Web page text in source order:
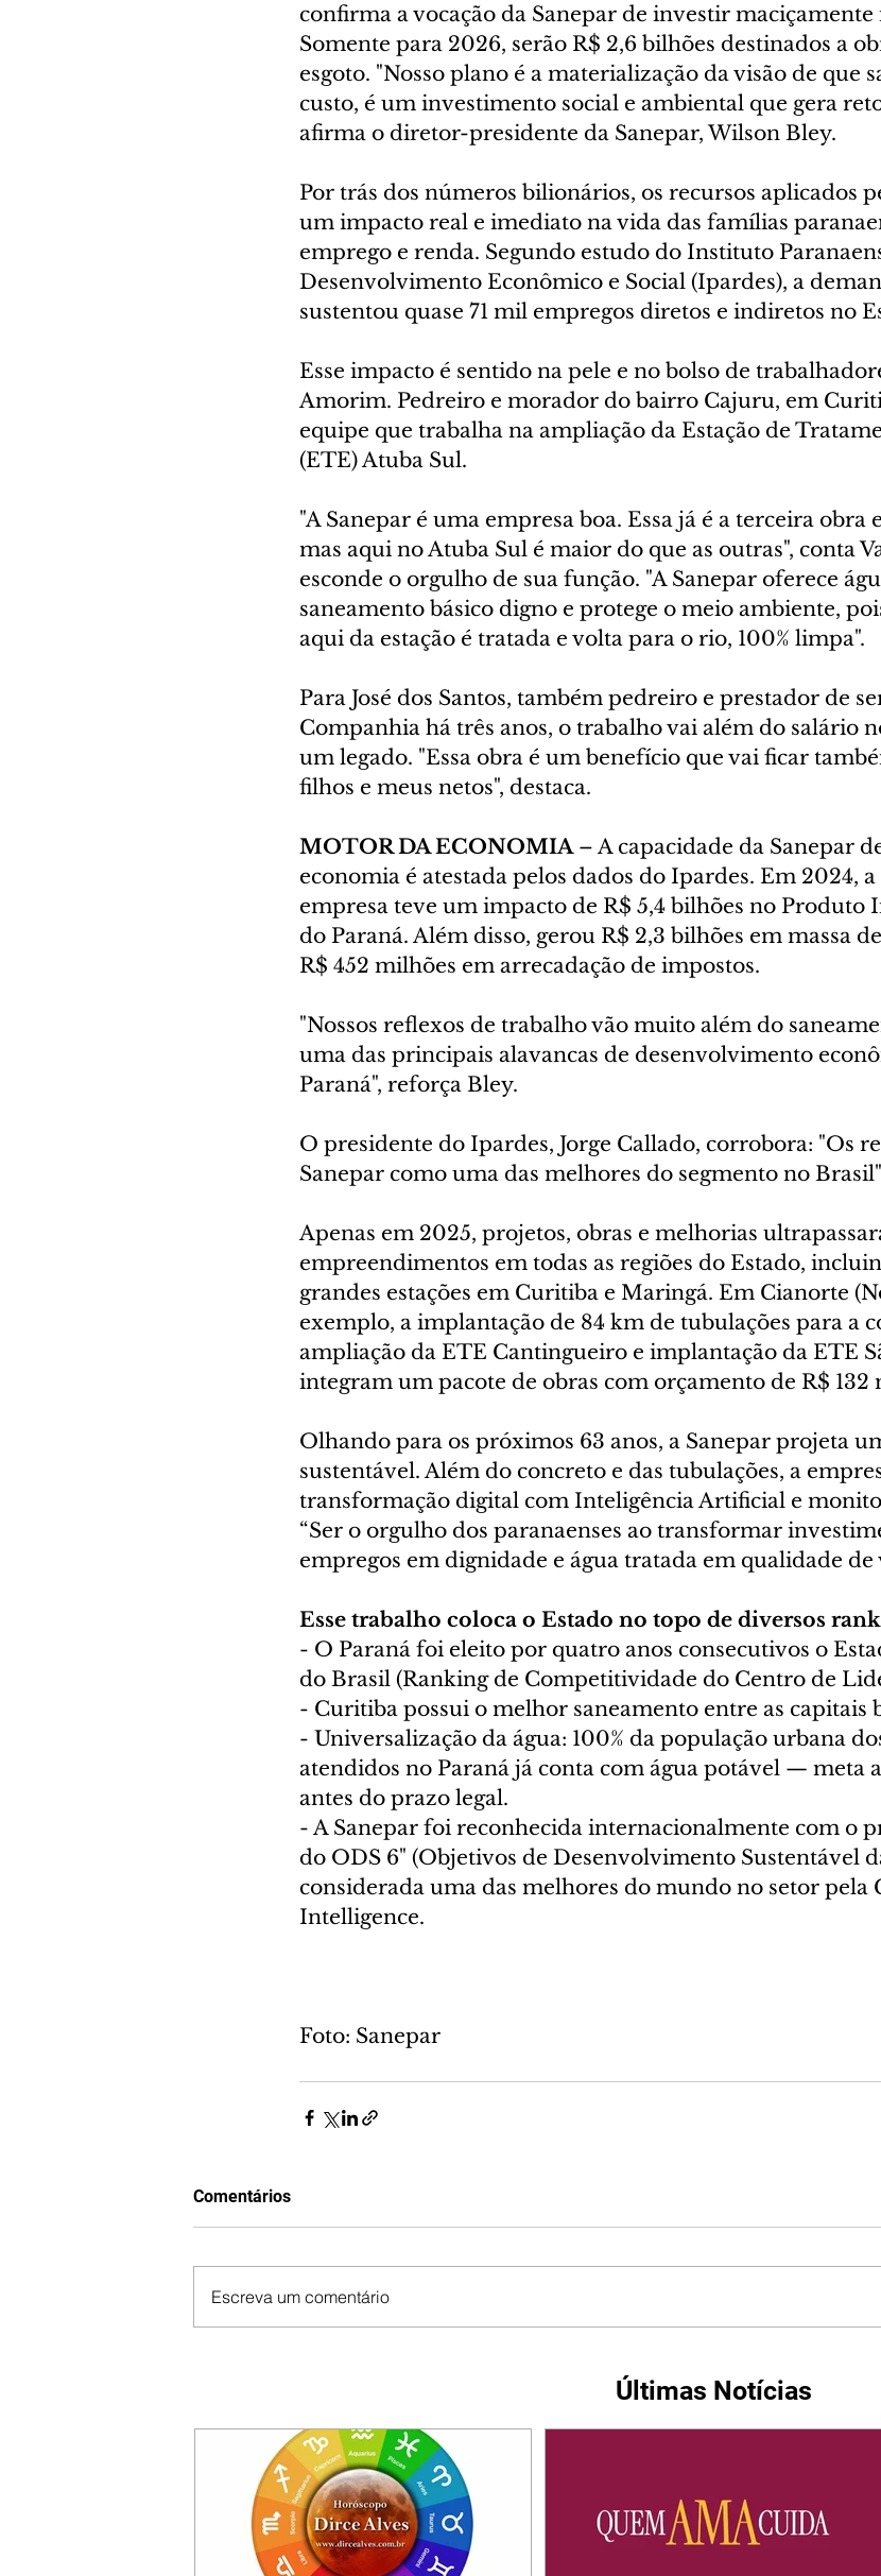
confirma a vocação da Sanepar de investir maciçamente
Somente para 2026, serão R$ 2,6 bilhões destinados a
esgoto. "Nosso plano é a materialização da visão de que
custo, é um investimento social e ambiental que gera
afirma o diretor-presidente da Sanepar, Wilson Bley.
Por trás dos números bilionários, os recursos aplicados
um impacto real e imediato na vida das famílias
emprego e renda. Segundo estudo do Instituto
Desenvolvimento Econômico e Social (Ipardes), a
sustentou quase 71 mil empregos diretos e indiretos no
Esse impacto é sentido na pele e no bolso de
Amorim. Pedreiro e morador do bairro Cajuru, em
equipe que trabalha na ampliação da Estação de
(ETE) Atuba Sul.
"A Sanepar é uma empresa boa. Essa já é a terceira obra
mas aqui no Atuba Sul é maior do que as outras", conta
esconde o orgulho de sua função. "A Sanepar oferece
saneamento básico digno e protege o meio ambiente,
aqui da estação é tratada e volta para o rio, 100% limpa".
Para José dos Santos, também pedreiro e prestador de
Companhia há três anos, o trabalho vai além do salário
um legado. "Essa obra é um benefício que vai ficar
filhos e meus netos", destaca.
MOTOR DA ECONOMIA – A capacidade da Sanepar
economia é atestada pelos dados do Ipardes. Em 2024,
empresa teve um impacto de R$ 5,4 bilhões no Produto
do Paraná. Além disso, gerou R$ 2,3 bilhões em massa
R$ 452 milhões em arrecadação de impostos.
"Nossos reflexos de trabalho vão muito além do
uma das principais alavancas de desenvolvimento
Paraná", reforça Bley.
O presidente do Ipardes, Jorge Callado, corrobora: "Os
Sanepar como uma das melhores do segmento no
Apenas em 2025, projetos, obras e melhorias
empreendimentos em todas as regiões do Estado,
grandes estações em Curitiba e Maringá. Em Cianorte
exemplo, a implantação de 84 km de tubulações para a
ampliação da ETE Cantingueiro e implantação da ETE
integram um pacote de obras com orçamento de R$ 132
Olhando para os próximos 63 anos, a Sanepar projeta
sustentável. Além do concreto e das tubulações, a
transformação digital com Inteligência Artificial e
“Ser o orgulho dos paranaenses ao transformar
empregos em dignidade e água tratada em qualidade de
Esse trabalho coloca o Estado no topo de diversos
- O Paraná foi eleito por quatro anos consecutivos o
do Brasil (Ranking de Competitividade do Centro de
- Curitiba possui o melhor saneamento entre as capitais
- Universalização da água: 100% da população urbana
atendidos no Paraná já conta com água potável — meta
antes do prazo legal.
- A Sanepar foi reconhecida internacionalmente com o
do ODS 6" (Objetivos de Desenvolvimento Sustentável
considerada uma das melhores do mundo no setor pela
Intelligence.
Foto: Sanepar
Comentários
Escreva um comentário
Últimas Notícias